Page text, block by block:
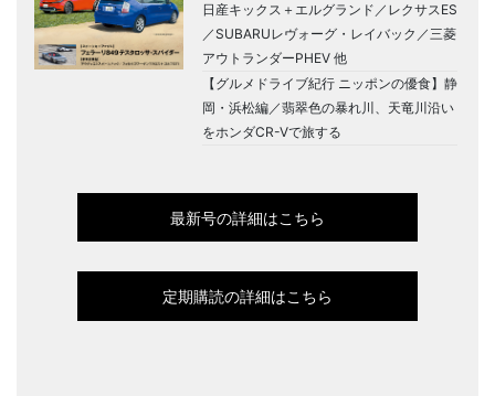
日産キックス＋エルグランド／レクサスES
／SUBARUレヴォーグ・レイバック／三菱
アウトランダーPHEV 他
【グルメドライブ紀行 ニッポンの優食】静
岡・浜松編／翡翠色の暴れ川、天竜川沿い
をホンダCR-Vで旅する
最新号の詳細はこちら
定期購読の詳細はこちら